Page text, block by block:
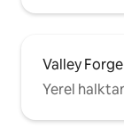
Valley Forge
Yerel